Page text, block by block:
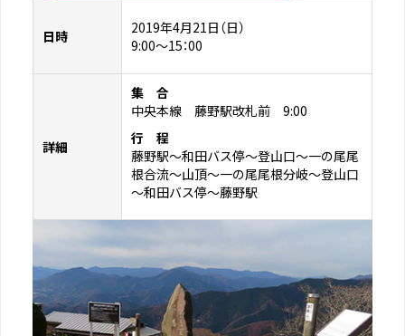
日時
2019年4月21日（日）
9:00〜15：00
詳細
集 合
中央本線 藤野駅改札前 9:00
行 程
藤野駅～和田バス停～登山口～一の尾尾
根合流～山頂～一の尾尾根分岐～登山口
～和田バス停～藤野駅